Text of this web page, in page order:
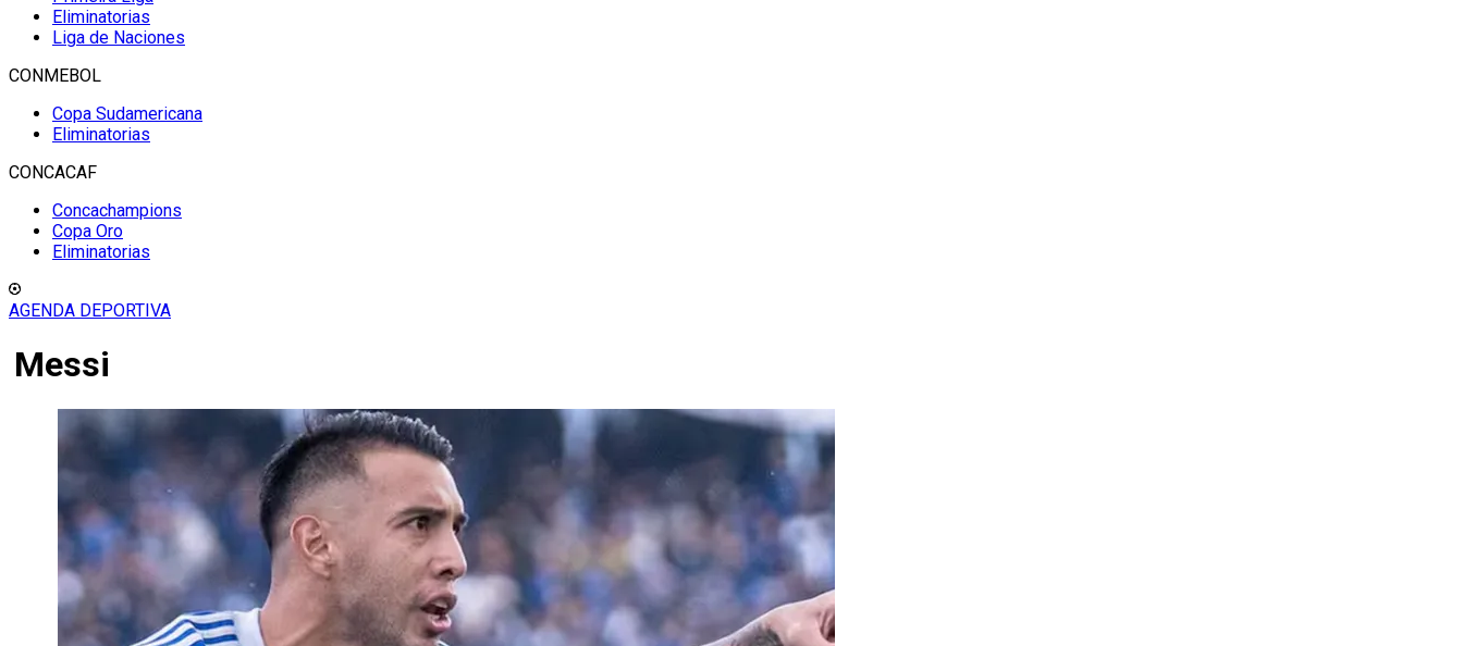
Eliminatorias
Liga de Naciones
CONMEBOL
Copa Sudamericana
Eliminatorias
CONCACAF
Concachampions
Copa Oro
Eliminatorias
AGENDA DEPORTIVA
Messi